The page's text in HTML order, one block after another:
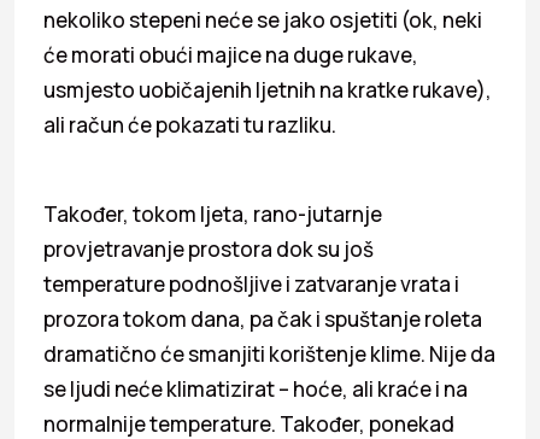
nekoliko stepeni neće se jako osjetiti (ok, neki
će morati obući majice na duge rukave,
usmjesto uobičajenih ljetnih na kratke rukave),
ali račun će pokazati tu razliku.
Također, tokom ljeta, rano-jutarnje
provjetravanje prostora dok su još
temperature podnošljive i zatvaranje vrata i
prozora tokom dana, pa čak i spuštanje roleta
dramatično će smanjiti korištenje klime. Nije da
se ljudi neće klimatizirat – hoće, ali kraće i na
normalnije temperature. Također, ponekad